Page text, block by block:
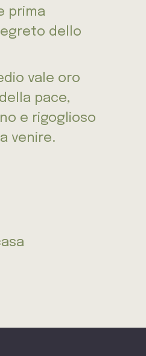
prima
dello
vale oro
pace,
e rigoglioso
venire.